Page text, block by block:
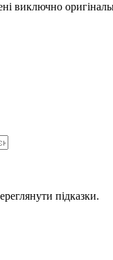
виключно
підказки.